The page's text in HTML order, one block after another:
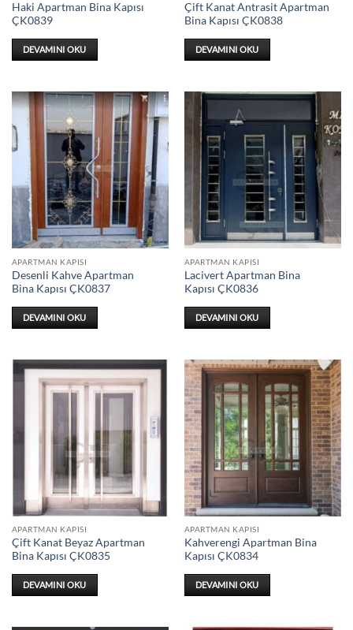
Haki Apartman Bina Kapısı
ÇK0839
DEVAMINI OKU
Çift Kanat Antrasit Apartman
Bina Kapısı ÇK0838
DEVAMINI OKU
APARTMAN KAPISI
Desenli Kahve Apartman
Bina Kapısı ÇK0837
DEVAMINI OKU
APARTMAN KAPISI
Lacivert Apartman Bina
Kapısı ÇK0836
DEVAMINI OKU
APARTMAN KAPISI
Çift Kanat Beyaz Apartman
Bina Kapısı ÇK0835
DEVAMINI OKU
APARTMAN KAPISI
Kahverengi Apartman Bina
Kapısı ÇK0834
DEVAMINI OKU